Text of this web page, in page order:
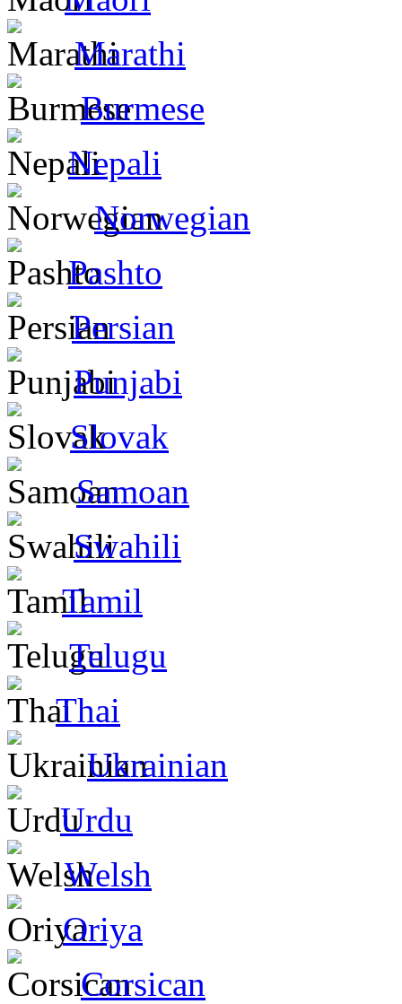
Marathi
Burmese
Nepali
Norwegian
Pashto
Persian
Punjabi
Slovak
Samoan
Swahili
Tamil
Telugu
Thai
Ukrainian
Urdu
Welsh
Oriya
Corsican